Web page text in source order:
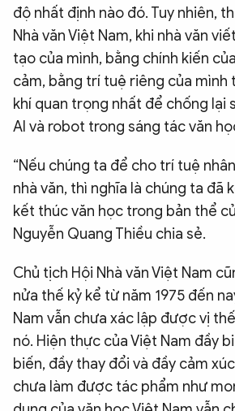
độ nhất định nào đó. Tuy nhiên,
Nhà văn Việt Nam, khi nhà văn
tạo của mình, bằng chính kiến
cảm, bằng trí tuệ riêng của mình
khí quan trọng nhất để chống lại
AI và robot trong sáng tác văn
“Nếu chúng ta để cho trí tuệ
nhà văn, thì nghĩa là chúng ta đã
kết thúc văn học trong bản thể
Nguyễn Quang Thiều chia sẻ.
Chủ tịch Hội Nhà văn Việt Nam
nửa thế kỷ kể từ năm 1975 đến
Nam vẫn chưa xác lập được vị
nó. Hiện thực của Việt Nam đầy
biến, đầy thay đổi và đầy cảm
chưa làm được tác phẩm như